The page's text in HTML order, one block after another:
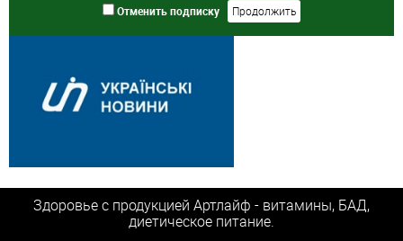
Отменить подписку
Здоровье с продукцией Артлайф - витамины, БАД,
диетическое питание.